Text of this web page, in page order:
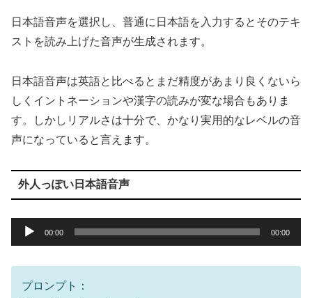
日本語音声を選択し、普通に日本語を入力するとそのテキ
ストを読み上げた音声が生成されます。
日本語音声は英語と比べるとまだ精度があまり良くないら
しくイントネーションや漢字の読みが変な場合もありま
す。しかしリアルさは十分で、かなり実用的なレベルの音
声になっていると言えます。
外人っぽい日本語音声
声
プ
00:00 00:00
プロンプト：